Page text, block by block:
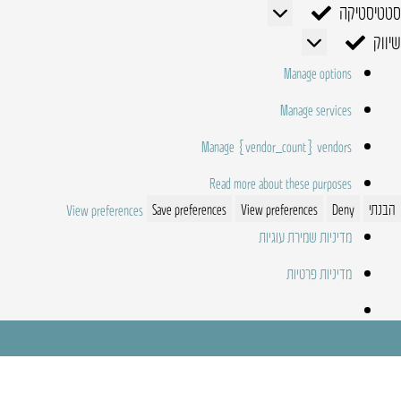
סטטיסטיקה
סטטיסטיקה
שיווק
שיווק
Manage options
Manage services
Manage {vendor_count} vendors
Read more about these purposes
הבנתי
Deny
View preferences
Save preferences
View preferences
מדיניות שמירת עוגיות
מדיניות פרטיות